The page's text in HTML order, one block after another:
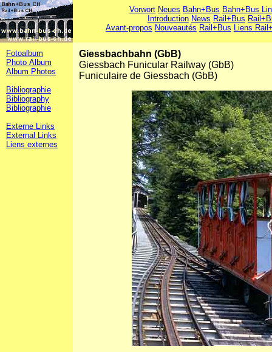
Vorwort Neues Bahn+Bus Bahn+Bus
Introduction News Rail+Bus
Avant-propos Nouveautés Rail+Bus Liens
Fotoalbum
Photo Album
Album Photos
Bibliographie
Bibliography
Bibliographie
Externe Links
External Links
Liens externes
Giessbachbahn (GbB)
Giessbach Funicular Railway (GbB)
Funiculaire de Giessbach (GbB)